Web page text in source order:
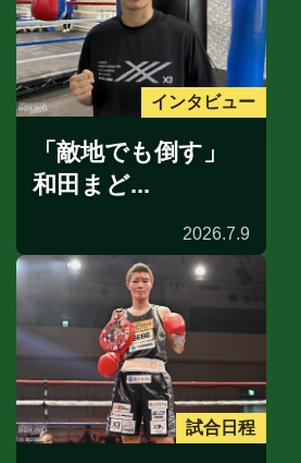
インタビュー
「敵地でも倒す」
和田まど...
2026.7.9
試合日程